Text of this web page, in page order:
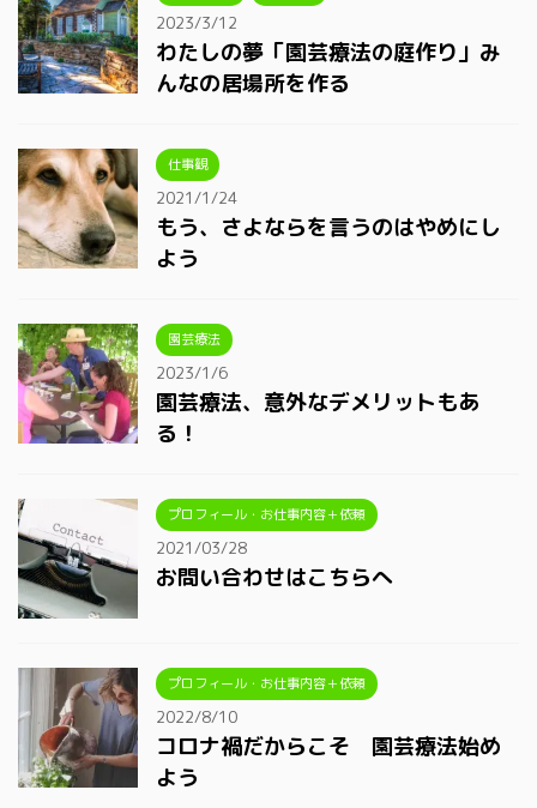
2023/3/12
わたしの夢「園芸療法の庭作り」み
んなの居場所を作る
仕事観
2021/1/24
もう、さよならを言うのはやめにし
よう
園芸療法
2023/1/6
園芸療法、意外なデメリットもあ
る！
プロフィール・お仕事内容＋依頼
2021/03/28
お問い合わせはこちらへ
プロフィール・お仕事内容＋依頼
2022/8/10
コロナ禍だからこそ 園芸療法始め
よう